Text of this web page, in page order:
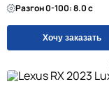
Разгон 0-100: 8.0 с
Хочу заказать